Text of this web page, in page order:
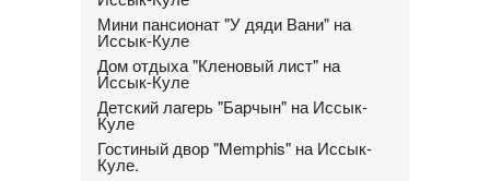
Мини пансионат "У дяди Вани" на
Иссык-Куле
Дом отдыха "Кленовый лист" на
Иссык-Куле
Детский лагерь "Барчын" на Иссык-
Куле
Гостиный двор "Memphis" на Иссык-
Куле.